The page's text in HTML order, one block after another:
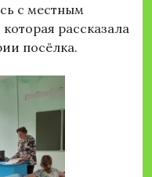
с местным
рассказала
посёлка.